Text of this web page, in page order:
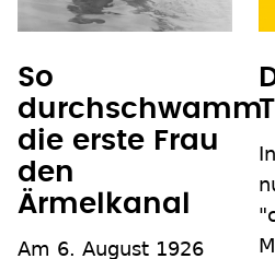
So
durchschwamm
die erste Frau
den
Ärmelkanal
Am 6. August 1926